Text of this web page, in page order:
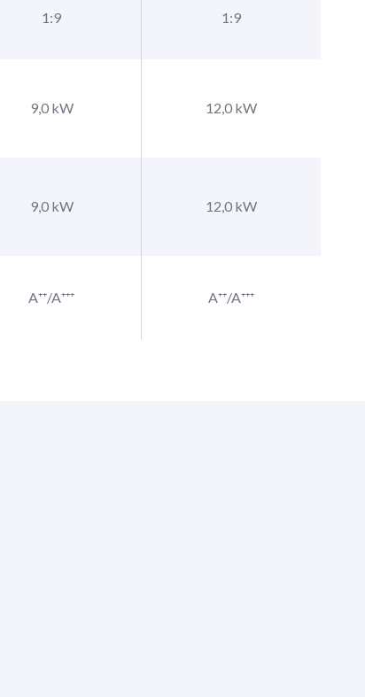
1:9 1:9
9,0 kW 12,0 kW
9,0 kW 12,0 kW
A⁺⁺/A⁺⁺⁺ A⁺⁺/A⁺⁺⁺